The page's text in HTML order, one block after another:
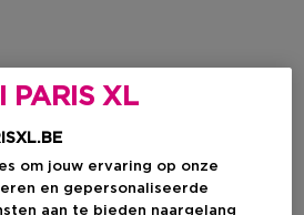
PARIS XL
om jouw ervaring op onze
en gepersonaliseerde
aan te bieden naargelang